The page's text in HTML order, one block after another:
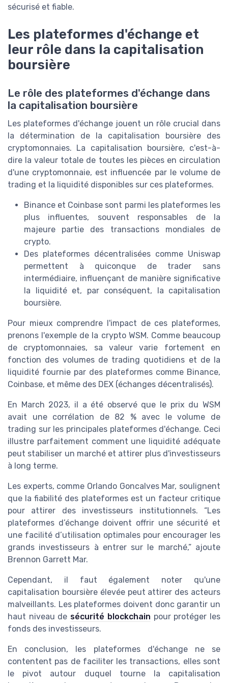
sécurisé et fiable.
Les plateformes d'échange et
leur rôle dans la capitalisation
boursière
Le rôle des plateformes d'échange dans
la capitalisation boursière
Les plateformes d'échange jouent un rôle crucial dans
la détermination de la capitalisation boursière des
cryptomonnaies. La capitalisation boursière, c'est-à-
dire la valeur totale de toutes les pièces en circulation
d'une cryptomonnaie, est influencée par le volume de
trading et la liquidité disponibles sur ces plateformes.
Binance et Coinbase sont parmi les plateformes les
plus influentes, souvent responsables de la
majeure partie des transactions mondiales de
crypto.
Des plateformes décentralisées comme Uniswap
permettent à quiconque de trader sans
intermédiaire, influençant de manière significative
la liquidité et, par conséquent, la capitalisation
boursière.
Pour mieux comprendre l'impact de ces plateformes,
prenons l'exemple de la crypto WSM. Comme beaucoup
de cryptomonnaies, sa valeur varie fortement en
fonction des volumes de trading quotidiens et de la
liquidité fournie par des plateformes comme Binance,
Coinbase, et même des DEX (échanges décentralisés).
En March 2023, il a été observé que le prix du WSM
avait une corrélation de 82 % avec le volume de
trading sur les principales plateformes d'échange. Ceci
illustre parfaitement comment une liquidité adéquate
peut stabiliser un marché et attirer plus d'investisseurs
à long terme.
Les experts, comme Orlando Goncalves Mar, soulignent
que la fiabilité des plateformes est un facteur critique
pour attirer des investisseurs institutionnels. “Les
plateformes d’échange doivent offrir une sécurité et
une facilité d’utilisation optimales pour encourager les
grands investisseurs à entrer sur le marché,” ajoute
Brennon Garrett Mar.
Cependant, il faut également noter qu'une
capitalisation boursière élevée peut attirer des acteurs
malveillants. Les plateformes doivent donc garantir un
haut niveau de sécurité blockchain pour protéger les
fonds des investisseurs.
En conclusion, les plateformes d'échange ne se
contentent pas de faciliter les transactions, elles sont
le pivot autour duquel tourne la capitalisation